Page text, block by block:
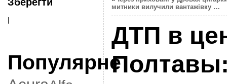
Популярне
митники вилучили вантажівку …
ДТП в